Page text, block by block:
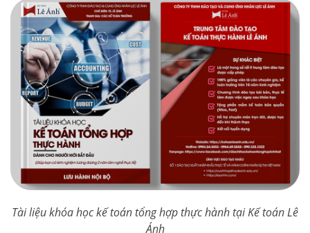
Tài liệu khóa học kế toán tổng hợp thực hành tại Kế toán Lê
Ánh